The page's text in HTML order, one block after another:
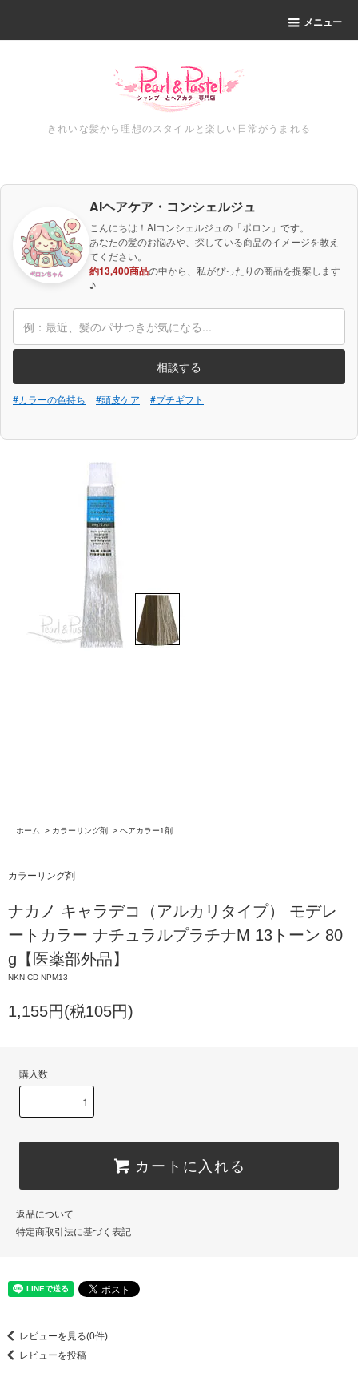
メニュー
きれいな髪から理想のスタイルと楽しい日常がうまれる
AIヘアケア・コンシェルジュ
こんにちは！AIコンシェルジュの「ポロン」です。
あなたの髪のお悩みや、探している商品のイメージを教え
てください。
約13,400商品の中から、私がぴったりの商品を提案します
♪
相談する
#カラーの色持ち #頭皮ケア #プチギフト
ホーム > カラーリング剤 > ヘアカラー1剤
カラーリング剤
ナカノ キャラデコ（アルカリタイプ） モデレ
ートカラー ナチュラルプラチナM 13トーン 80
g【医薬部外品】
NKN-CD-NPM13
1,155円(税105円)
購入数
カートに入れる
返品について
特定商取引法に基づく表記
レビューを見る(0件)
レビューを投稿